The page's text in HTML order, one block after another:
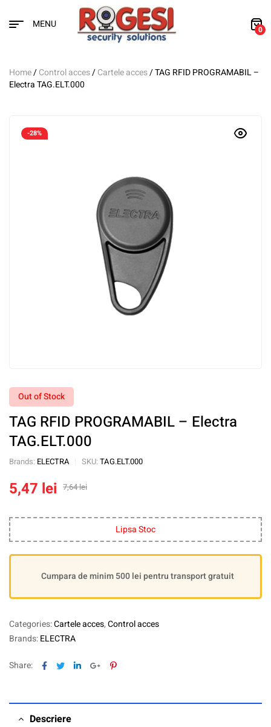
MENU 0
Home/Control acces/Cartele acces/ TAG RFID PROGRAMABIL –
Electra TAG.ELT.000
-28%
Out of Stock
TAG RFID PROGRAMABIL – Electra
TAG.ELT.000
Brands: ELECTRA SKU: TAG.ELT.000
7,64lei
5,47 lei
Lipsa Stoc
Cumpara de minim 500 lei pentru transport gratuit
Categories:Cartele acces,Control acces
Brands:ELECTRA
Share: Facebook
TwitterLinkedinGoogle+Pinterest
Descriere